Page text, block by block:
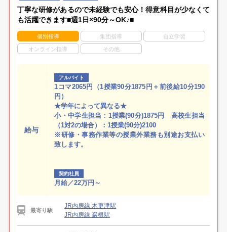
丁寧な研修があるので未経験でも安心！得意科目が少なくて
も活躍できます■週1日×90分～OK♪■
個別指導 集団指導 自立学習
オンライン指導 その他
給与
アルバイト
1コマ2065円（1授業90分1875円＋前後給10分190
円）
★学年によって異なる★
小・中学生担当：1授業(90分)1875円 高校生担当
（1対2の場合）：1授業(90分)2100
※研修・事務作業等の授業外業務も別途お支払い
致します。
契約社員
月給／22万円～
最寄り駅
JR内房線 木更津駅
JR内房線 巌根駅